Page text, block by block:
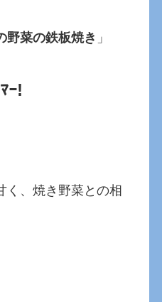
野菜の鉄板焼き 」
ｰ!
く、焼き野菜との相